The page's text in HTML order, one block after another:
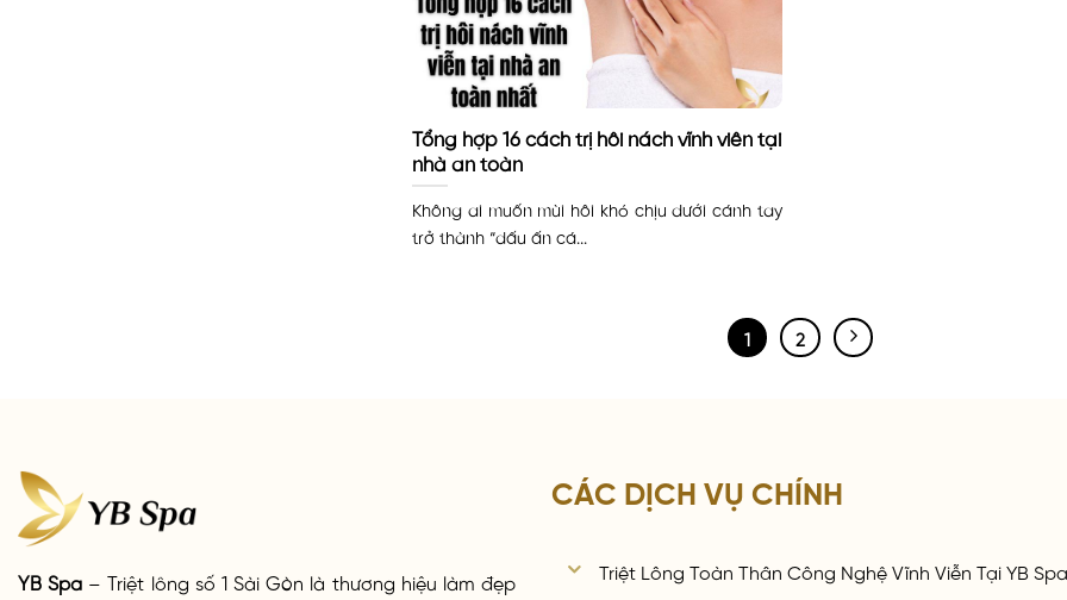
Tổng hợp 16 cách trị hôi nách vĩnh viên tại
nhà an toàn
Không ai muốn mùi hôi khó chịu dưới cánh tay
trở thành “dấu ấn cá...
1 2
YB Spa – Triệt lông số 1 Sài Gòn là thương hiệu làm đẹp
CÁC DỊCH VỤ CHÍNH
Triệt Lông Toàn Thân Công Nghệ Vĩnh Viễn Tại YB Spa